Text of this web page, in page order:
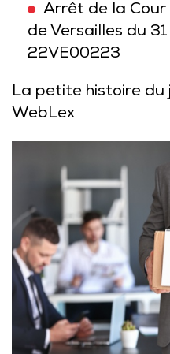
Arrêt de la
de Versailles du
22VE00223
La petite histoire du
WebLex